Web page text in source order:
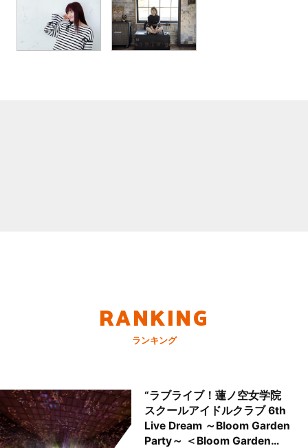
RANKING
ランキング
“ラブライブ！蓮ノ空女学院
スクールアイドルクラブ 6th
Live Dream ～Bloom Garden
Party～ ＜Bloom Garden